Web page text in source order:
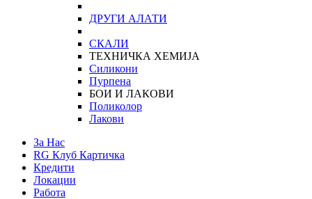
ДРУГИ АЛАТИ
СКАЛИ
ТЕХНИЧКА ХЕМИЈА
Силикони
Пурпена
БОИ И ЛАКОВИ
Поликолор
Лакови
За Нас
RG Клуб Картичка
Кредити
Локации
Работа